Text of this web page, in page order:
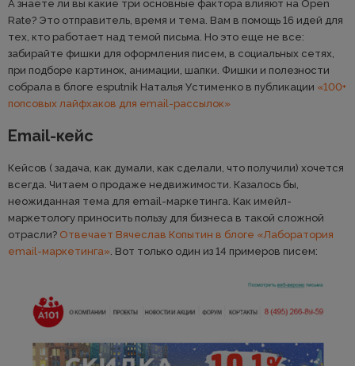
А знаете ли вы какие три основные фактора влияют на Open
Rate? Это отправитель, время и тема. Вам в помощь 16 идей для
тех, кто работает над темой письма. Но это еще не все:
забирайте фишки для оформления писем, в социальных сетях,
при подборе картинок, анимации, шапки. Фишки и полезности
собрала в блоге esputnik Наталья Устименко в публикации «100+
попсовых лайфхаков для email-рассылок»
Email-кейс
Кейсов ( задача, как думали, как сделали, что получили) хочется
всегда. Читаем о продаже недвижимости. Казалось бы,
неожиданная тема для email-маркетинга. Как имейл-
маркетологу приносить пользу для бизнеса в такой сложной
отрасли? Отвечает Вячеслав Копытин в блоге «Лаборатория
email-маркетинга». Вот только один из 14 примеров писем: